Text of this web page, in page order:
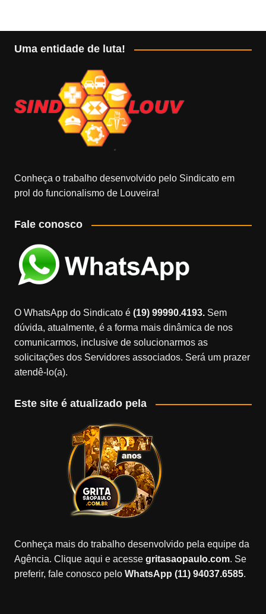
Uma entidade de luta!
Conheça o trabalho desenvolvido pelo Sindicato em
prol do funcionalismo de Louveira!
Fale conosco
O WhatsApp do Sindicato é(19) 99990.4193.Sem
dúvida, atualmente, é a forma mais dinâmica de nos
comunicarmos, inclusive de solucionarmos as
solicitações dos Servidores associados. Será um prazer
atendê-lo(a).
Este site é atualizado pela
Conheça mais do trabalho desenvolvido pela equipe da
Agência. Clique aqui e acesse gritasaopaulo.com. Se
preferir, fale conosco peloWhatsApp (11) 94037.6585.